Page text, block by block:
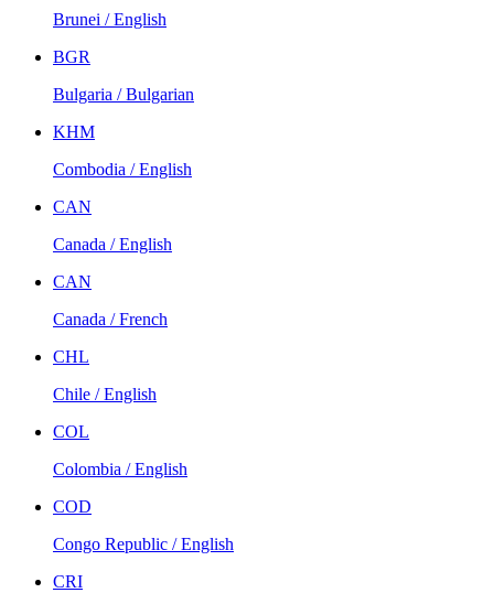
Brunei / English
BGR
Bulgaria / Bulgarian
KHM
Combodia / English
CAN
Canada / English
CAN
Canada / French
CHL
Chile / English
COL
Colombia / English
COD
Congo Republic / English
CRI